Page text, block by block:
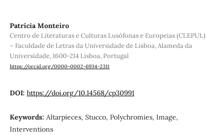
Patrícia Monteiro
Centro de Literaturas e Culturas Lusófonas e Europeias (CLEPUL)
– Faculdade de Letras da Universidade de Lisboa, Alameda da
Universidade, 1600-214 Lisboa, Portugal
https://orcid.org/0000-0002-6934-2311
DOI: https://doi.org/10.14568/cp30991
Keywords: Altarpieces, Stucco, Polychromies, Image,
Interventions